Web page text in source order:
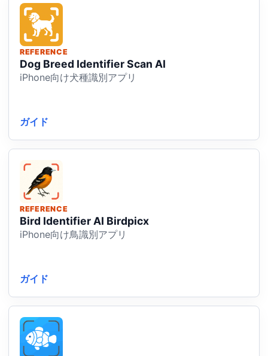
REFERENCE
Dog Breed Identifier Scan AI
iPhone向け犬種識別アプリ
ガイド
REFERENCE
Bird Identifier AI Birdpicx
iPhone向け鳥識別アプリ
ガイド